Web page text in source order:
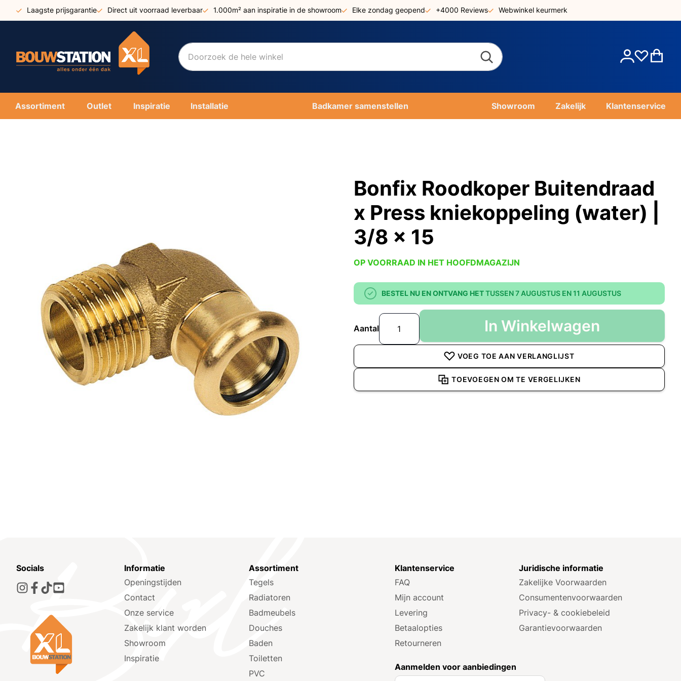
Ga
naar
Laagste prijsgarantie Direct uit voorraad leverbaar 1.000m² aan inspiratie in de showroom Elke zondag geopend +4000 Reviews Webwinkel keurmerk
Account
Assortiment Outlet Inspiratie Installatie Badkamer samenstellen Showroom Zakelijk Klantenservice
Bonfix Roodkoper Buitendraad
x Press kniekoppeling (water) |
3/8 x 15
OP VOORRAAD IN HET HOOFDMAGAZIJN
BESTEL NU EN ONTVANG HETTUSSEN 7 AUGUSTUS EN 11 AUGUSTUS
Aantal In Winkelwagen
VOEG TOE AAN VERLANGLIJST
TOEVOEGEN OM TE VERGELIJKEN
Socials
Informatie
Openingstijden
Contact
Onze service
Zakelijk klant worden
Showroom
Inspiratie
Assortiment
Tegels
Radiatoren
Badmeubels
Douches
Baden
Toiletten
PVC
Klantenservice
FAQ
Mijn account
Levering
Betaalopties
Retourneren
Juridische informatie
Zakelijke Voorwaarden
Consumenten­voorwaarden
Privacy- & cookiebeleid
Garantie­voorwaarden
Aanmelden voor aanbiedingen